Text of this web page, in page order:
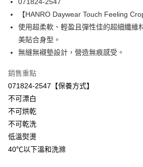
華南商業銀行
上海商業儲蓄銀行
台北富
國泰世華商業銀行
兆豐國
臺灣中小企業銀行
匯豐（台灣）商業銀行
聯邦商業銀行
元大商業銀行
台新國際商業銀行
台灣樂天信用卡公司
Apple Pay
悠遊付
全盈+PAY
ATM付款
運送方式
付款後全家取貨$888免運-以PackAge+配
每筆NT$90，滿NT$888(含以上)免運費
付款後萊爾富取貨
【HANRO Daywear Touch Feeling
使用超柔軟、輕盈且彈性佳的超細纖維
美貼合身型。
無縫無襯墊設計，營造無痕感受。
銷售重點
071824-2547【保養方式】
不可漂白
不可烘乾
不可乾洗
低溫熨燙
40℃以下溫和洗滌